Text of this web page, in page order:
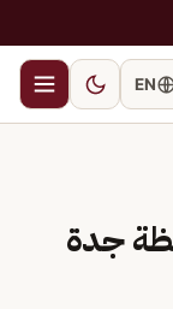
EN
جدة